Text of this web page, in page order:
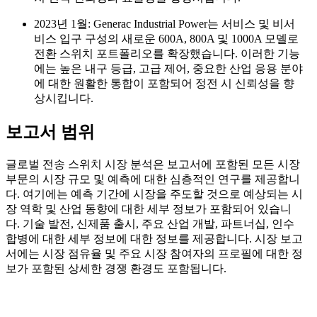
2023년 1월: Generac Industrial Power는 서비스 및 비서
비스 입구 구성의 새로운 600A, 800A 및 1000A 모델로
전환 스위치 포트폴리오를 확장했습니다. 이러한 기능
에는 높은 내구 등급, 고급 제어, 중요한 산업 응용 분야
에 대한 원활한 통합이 포함되어 정전 시 신뢰성을 향
상시킵니다.
보고서 범위
글로벌 전송 스위치 시장 분석은 보고서에 포함된 모든 시장
부문의 시장 규모 및 예측에 대한 심층적인 연구를 제공합니
다. 여기에는 예측 기간에 시장을 주도할 것으로 예상되는 시
장 역학 및 산업 동향에 대한 세부 정보가 포함되어 있습니
다. 기술 발전, 신제품 출시, 주요 산업 개발, 파트너십, 인수
합병에 대한 세부 정보에 대한 정보를 제공합니다. 시장 보고
서에는 시장 점유율 및 주요 시장 참여자의 프로필에 대한 정
보가 포함된 상세한 경쟁 환경도 포함됩니다.